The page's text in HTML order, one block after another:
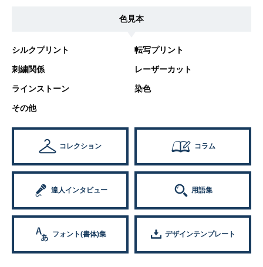
色見本
シルクプリント 転写プリント
刺繍関係 レーザーカット
ラインストーン 染色
その他
コレクション コラム
達人インタビュー 用語集
フォント(書体)集 デザインテンプレート